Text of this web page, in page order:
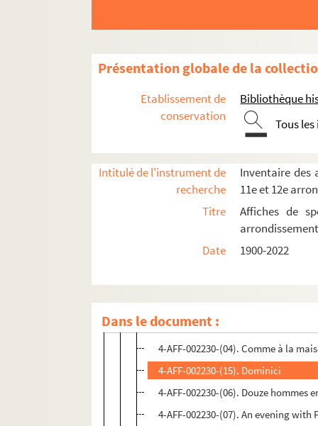
Présentation globale de la
Etablissement de
conservation
Bibliothèque
Tous
Intitulé de l'instrument de
recherche
Inventaire des
11e et 12e
Titre
Affiches de
Date
1900-2022
Dans le document :
Théâtre de l'Œuvre
Théâtre Le Palace
Théâtre de Paris
Direction Léon Volterra
Direction J. Esseau
Direction Alain de Léséleuc
Direction Jérôme Lefranc,
Direction Catherine Salmona,
Direction Eliane Lublin
Direction Alain Van Eeckhout,
4-AFF-002230-(01). Amadeus
4-AFF-002230-(03). Le bourgeois
4-AFF-002230-(04). Comme à la
4-AFF-002230-(15). Dominici
4-AFF-002230-(06). Douze hommes
4-AFF-002230-(07). An evening with